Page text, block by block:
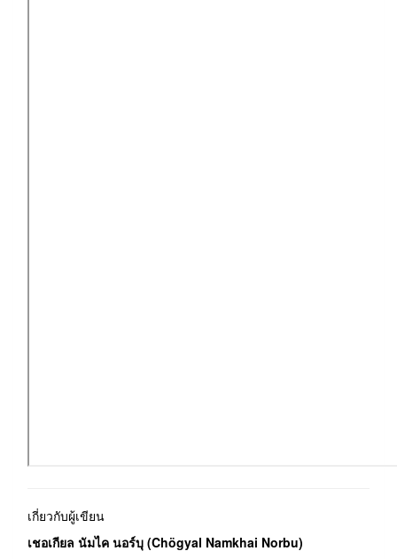
เกี่ยวกับผู้เขียน
เชอเกียล นัมไค นอร์บุ (Chögyal Namkhai Norbu)